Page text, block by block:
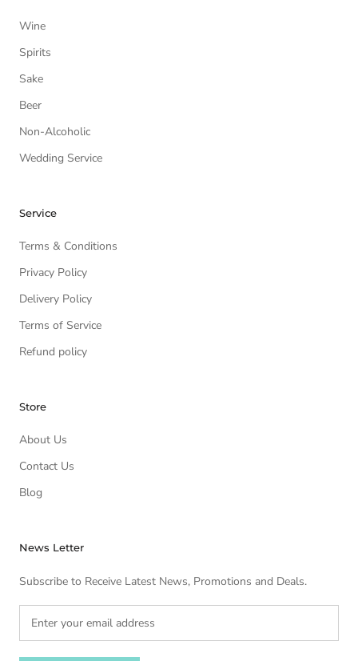
Wine
Spirits
Sake
Beer
Non-Alcoholic
Wedding Service
Service
Terms & Conditions
Privacy Policy
Delivery Policy
Terms of Service
Refund policy
Store
About Us
Contact Us
Blog
News Letter
Subscribe to Receive Latest News, Promotions and Deals.